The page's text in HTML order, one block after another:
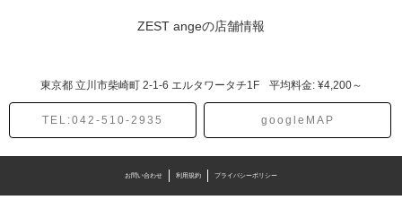
ZEST angeの店舗情報
東京都 立川市柴崎町 2-1-6 エルタワータチ1F 平均料金: ¥4,200～
TEL:042-510-2935 googleMAP
お問い合わせ 利用規約 プライバシーポリシー